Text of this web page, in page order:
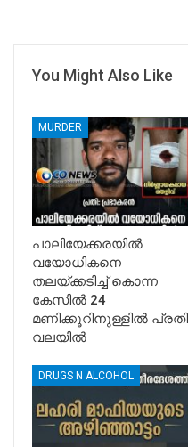
You Might Also Like
MURDER
പാലിയേക്കരയിൽ
വയോധികനെ
തലയ്ക്കടിച്ച് കൊന്ന
കേസിൽ 24
മണിക്കൂറിനുള്ളിൽ പ്രതി
വലയിൽ
DRUGS N ALCOHOL